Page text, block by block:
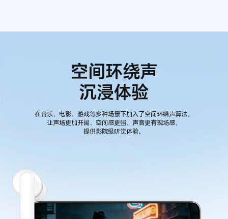
空间环绕声
沉浸体验
在音乐、电影、游戏等多种场景下加入了空间环绕声算法，
让声场更加开阔、空间感更强、声音更有现场感，
提供影院级听觉体验。